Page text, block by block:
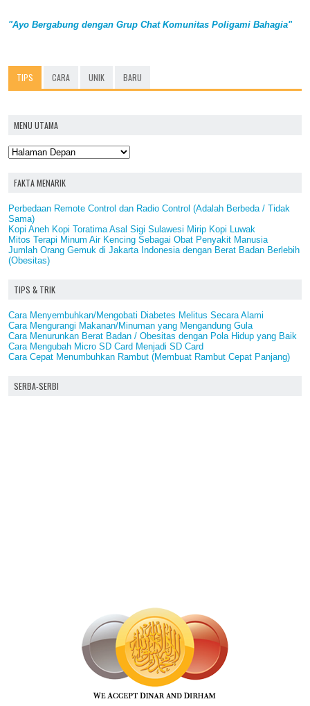
"Ayo Bergabung dengan Grup Chat Komunitas Poligami Bahagia"
TIPS CARA UNIK BARU
MENU UTAMA
FAKTA MENARIK
Perbedaan Remote Control dan Radio Control (Adalah Berbeda / Tidak
Sama)
Kopi Aneh Kopi Toratima Asal Sigi Sulawesi Mirip Kopi Luwak
Mitos Terapi Minum Air Kencing Sebagai Obat Penyakit Manusia
Jumlah Orang Gemuk di Jakarta Indonesia dengan Berat Badan Berlebih
(Obesitas)
TIPS & TRIK
Cara Menyembuhkan/Mengobati Diabetes Melitus Secara Alami
Cara Mengurangi Makanan/Minuman yang Mengandung Gula
Cara Menurunkan Berat Badan / Obesitas dengan Pola Hidup yang Baik
Cara Mengubah Micro SD Card Menjadi SD Card
Cara Cepat Menumbuhkan Rambut (Membuat Rambut Cepat Panjang)
SERBA-SERBI